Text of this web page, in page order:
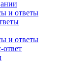
и ответы
и ответы
ответ